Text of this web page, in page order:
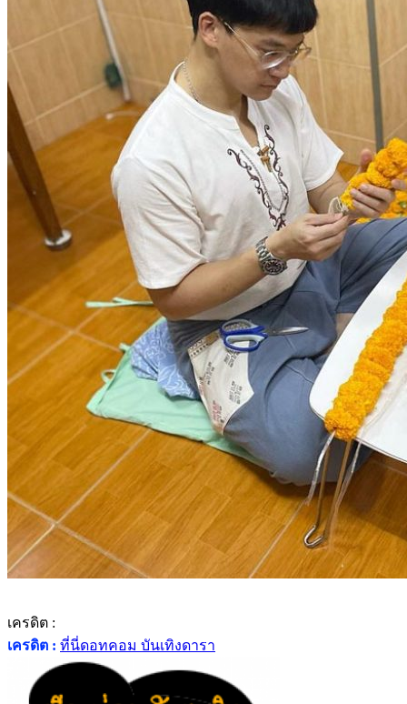
เครดิต :
เครดิต : ที่นี่ดอทคอม บันเทิงดารา